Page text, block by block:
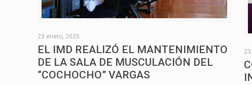
23 enero, 2025
EL IMD REALIZÓ EL MANTENIMIENTO
DE LA SALA DE MUSCULACIÓN DEL
“COCHOCHO” VARGAS